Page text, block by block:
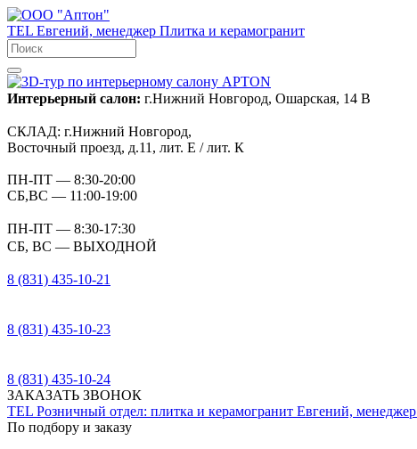
TEL Евгений, менеджер Плитка и керамогранит
Интерьерный салон: г.Нижний Новгород, Ошарская, 14 В
СКЛАД: г.Нижний Новгород,
Восточный проезд, д.11, лит. Е / лит. К
ПН-ПТ — 8:30-20:00
СБ,ВС — 11:00-19:00
ПН-ПТ — 8:30-17:30
СБ, ВС — ВЫХОДНОЙ
8 (831) 435-10-21
8 (831) 435-10-23
8 (831) 435-10-24
ЗАКАЗАТЬ ЗВОНОК
TEL Розничный отдел: плитка и керамогранит Евгений, менеджер
По подбору и заказу